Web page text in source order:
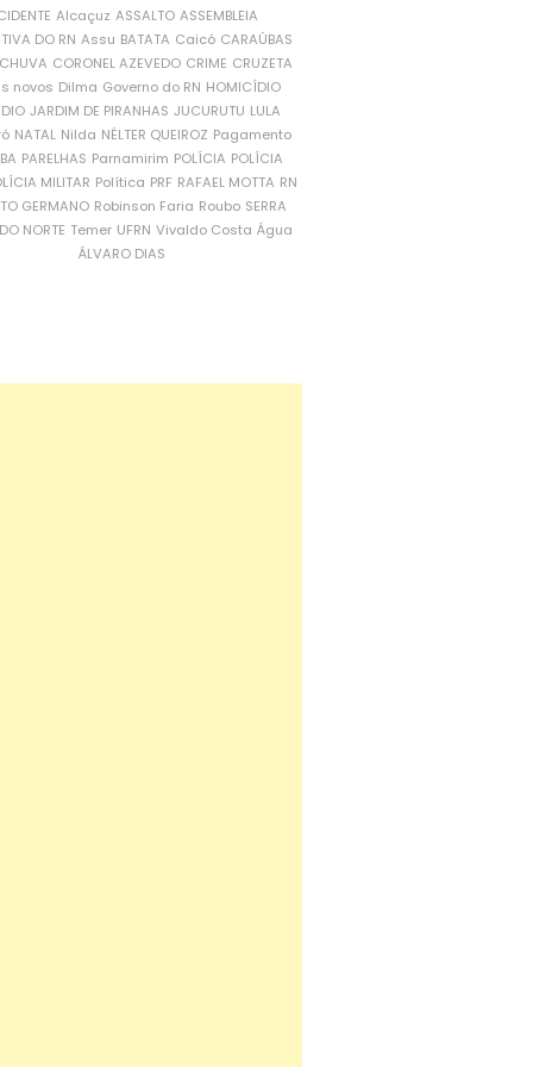
Alcaçuz ASSALTO ASSEMBLEIA
DO RN Assu BATATA Caicó CARAÚBAS
CORONEL AZEVEDO CRIME CRUZETA
novos Dilma Governo do RN HOMICÍDIO
JARDIM DE PIRANHAS JUCURUTU LULA
NATAL Nilda NÉLTER QUEIROZ Pagamento
PARELHAS Parnamirim POLÍCIA POLÍCIA
MILITAR Política PRF RAFAEL MOTTA RN
GERMANO Robinson Faria Roubo SERRA
NORTE Temer UFRN Vivaldo Costa Água
ÁLVARO DIAS